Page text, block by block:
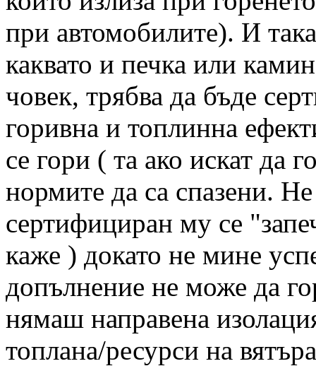
при автомобилите). И
каквато и печка или
човек, трябва да бъде
горивна и топлинна
се гори ( та ако искат да
нормите да са спазени.
сертифициран му се
каже ) докато не мине
допълнение не може да
нямаш направена
топлана/ресурси на